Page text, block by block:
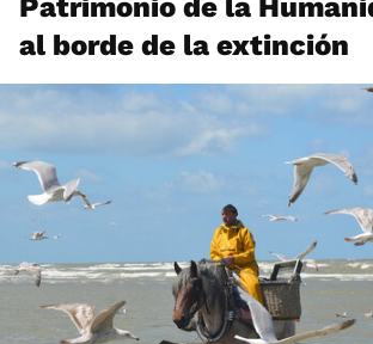
Patrimonio de la
al borde de la extinción